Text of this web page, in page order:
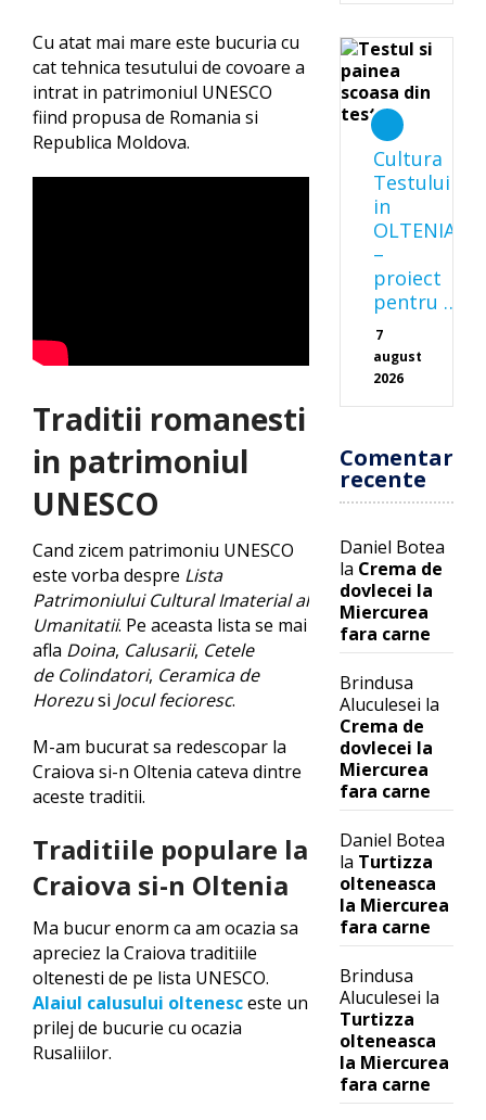
Cu atat mai mare este bucuria cu
cat tehnica tesutului de covoare a
intrat in patrimoniul UNESCO
fiind propusa de Romania si
Republica Moldova.
Traditii romanesti
in patrimoniul
UNESCO
Cand zicem patrimoniu UNESCO
este vorba despre Lista
Patrimoniului Cultural Imaterial al
Umanitatii. Pe aceasta lista se mai
afla Doina, Calusarii, Cetele
de Colindatori, Ceramica de
Horezusi Jocul fecioresc.
M-am bucurat sa redescopar la
Craiova si-n Oltenia cateva dintre
aceste traditii.
Traditiile populare la
Craiova si-n Oltenia
Ma bucur enorm ca am ocazia sa
apreciez la Craiova traditiile
oltenesti de pe lista UNESCO.
Alaiul calusului oltenesceste un
prilej de bucurie cu ocazia
Rusaliilor.
Cultura
Testului
in
OLTENIA
–
proiect
pentru …
7
august
2026
Comentarii
recente
Daniel Botea
la Crema de
dovlecei la
Miercurea
fara carne
Brindusa
Aluculesei la
Crema de
dovlecei la
Miercurea
fara carne
Daniel Botea
la Turtizza
olteneasca
la Miercurea
fara carne
Brindusa
Aluculesei la
Turtizza
olteneasca
la Miercurea
fara carne